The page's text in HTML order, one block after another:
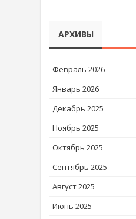
АРХИВЫ
Февраль 2026
Январь 2026
Декабрь 2025
Ноябрь 2025
Октябрь 2025
Сентябрь 2025
Август 2025
Июнь 2025